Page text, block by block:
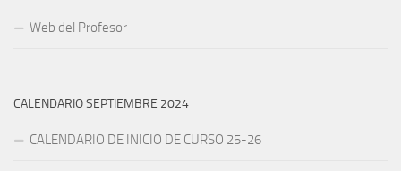
Web del Profesor
CALENDARIO SEPTIEMBRE 2024
CALENDARIO DE INICIO DE CURSO 25-26